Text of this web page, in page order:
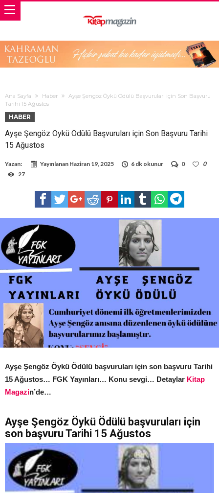
Ana Sayfa Haber
Ayşe Şengöz Öykü Ödülü Başvuruları için Son Başvuru
Tarihi 15 Ağustos
HABER
Ayşe Şengöz Öykü Ödülü Başvuruları için Son Başvuru Tarihi
15 Ağustos
Yazan: Yayınlanan Haziran 19, 2025 6 dk okunur 0
0
27
Ayşe Şengöz Öykü Ödülü başvuruları için son başvuru Tarihi
15 Ağustos… FGK Yayınları… Konu sevgi… Detaylar Kitap
Magazin’de…
Ayşe Şengöz Öykü Ödülü başvuruları için
son başvuru Tarihi 15 Ağustos